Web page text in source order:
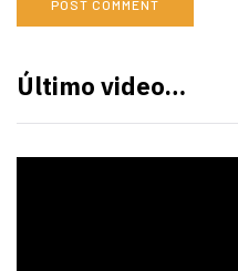
Último video…